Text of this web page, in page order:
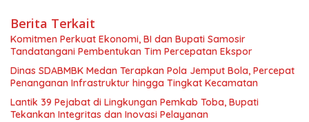
Berita Terkait
Komitmen Perkuat Ekonomi, BI dan Bupati Samosir
Tandatangani Pembentukan Tim Percepatan Ekspor
Dinas SDABMBK Medan Terapkan Pola Jemput Bola, Percepat
Penanganan Infrastruktur hingga Tingkat Kecamatan
Lantik 39 Pejabat di Lingkungan Pemkab Toba, Bupati
Tekankan Integritas dan Inovasi Pelayanan